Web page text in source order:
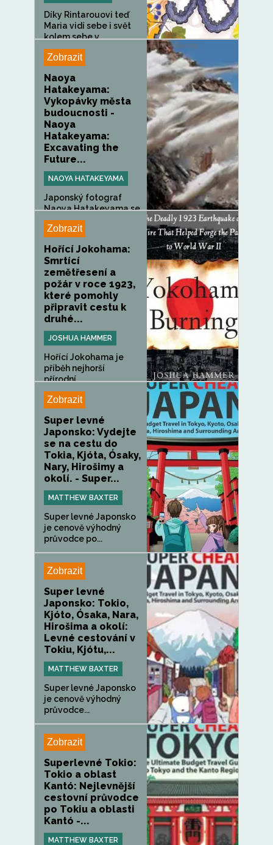
Díky Rintarouovi teď
Maria vidí sebe i svět
kolem sebe v...
Zobrazit
Naoya
Hatakeyama:
Vykopávky města
budoucnosti -
Naoya
Hatakeyama:
Excavating the
Future...
NAOYA HATAKEYAMA
Japonský fotograf
Naoya Hatakeyama se
již třicet let věnuje...
Zobrazit
Hořící Jokohama:
Smrtící
zemětřesení a
požár v roce 1923,
které pomohly
připravit cestu k
druhé...
JOSHUA HAMMER
Hořící Jokohama je
příběh nejhorší
přírodní...
Zobrazit
Super levné
Japonsko: Vydejte
se na cestu do
Tokia, Kjóta, Ósaky,
Nary, Hirošimy a
okolí. - Super...
MATTHEW BAXTER
Super levné Japonsko
je cenově výhodný
průvodce po...
Zobrazit
Super levné
Japonsko: Tokio,
Kjóto, Ósaka, Nara,
Hirošima a okolí:
Levné cestování v
Tokiu, Kjótu,...
MATTHEW BAXTER
Super levné Japonsko
je cenově výhodný
průvodce...
Zobrazit
Superlevné Tokio:
Tokio a oblast
Kantó: Nejlevnější
cestovní průvodce
po Tokiu a oblasti
Kantó -...
MATTHEW BAXTER